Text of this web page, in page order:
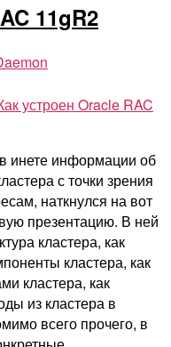
11gR2
устроен Oracle RAC
инете информации об
с точки зрения
наткнулся на вот
презентацию. В ней
кластера, как
кластера, как
кластера, как
из кластера в
всего прочего, в